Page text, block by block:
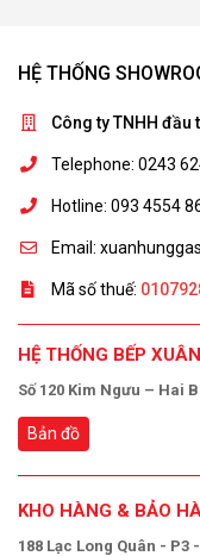
HỆ THỐNG
Công ty TNHH
Telephone: 0243
Hotline: 093 4554
Email:
Mã số thuế:
HỆ THỐNG BẾP
Số 120 Kim Ngưu – Hai
Bản đồ
KHO HÀNG & BẢO
188 Lạc Long Quân - P3